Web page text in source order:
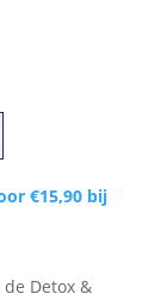
€15,90 bij
Detox &